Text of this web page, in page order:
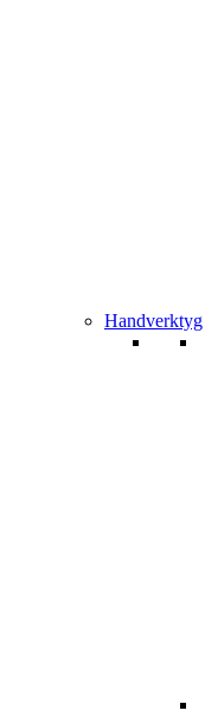
Handverktyg